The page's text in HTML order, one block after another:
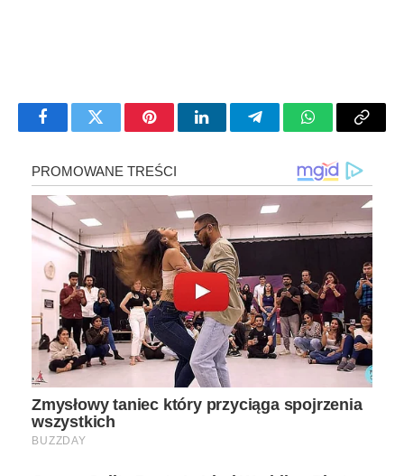
FacebookTwitter PinterestLinkedInTelegramWhatsApp
Copy